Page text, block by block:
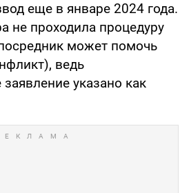
еще в январе 2024 года.
не проходила процедуру
может помочь
ведь
указано как